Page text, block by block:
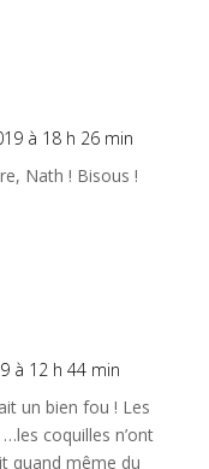
à 18 h 26 min
Nath ! Bisous !
à 12 h 44 min
un bien fou ! Les
coquilles n’ont
quand même du